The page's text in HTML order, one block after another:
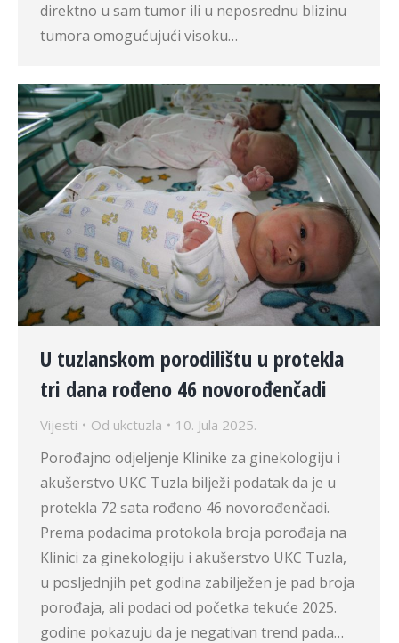
direktno u sam tumor ili u neposrednu blizinu
tumora omogućujući visoku…
U tuzlanskom porodilištu u protekla
tri dana rođeno 46 novorođenčadi
Vijesti Od ukctuzla 10. Jula 2025.
Porođajno odjeljenje Klinike za ginekologiju i
akušerstvo UKC Tuzla bilježi podatak da je u
protekla 72 sata rođeno 46 novorođenčadi.
Prema podacima protokola broja porođaja na
Klinici za ginekologiju i akušerstvo UKC Tuzla,
u posljednjih pet godina zabilježen je pad broja
porođaja, ali podaci od početka tekuće 2025.
godine pokazuju da je negativan trend pada…